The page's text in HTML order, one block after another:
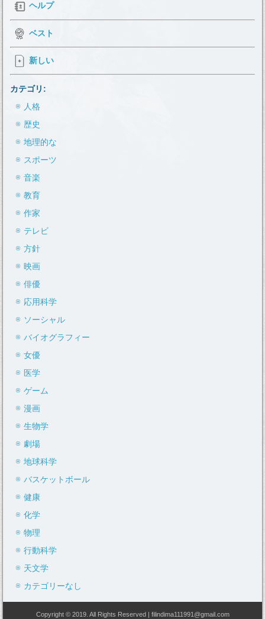
ヘルプ
ベスト
新しい
カテゴリ:
人格
歴史
地理的な
スポーツ
音楽
教育
作家
テレビ
方針
映画
俳優
応用科学
ソーシャル
バイオグラフィー
女優
医学
ゲーム
漫画
生物学
劇場
地球科学
バスケットボール
健康
化学
物理
行動科学
天文学
カテゴリーなし
Copyright © 2019. All Rights Reserved | filindima111991@gmail.com